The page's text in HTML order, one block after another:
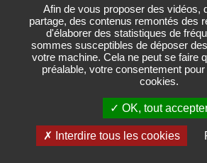
Afin de vous proposer des vidéos,
partage, des contenus remontés des
d'élaborer des statistiques de
sommes susceptibles de déposer
votre machine. Cela ne peut se faire
préalable, votre consentement
cookies.
OK, tout
Interdire tous les cookies
Paris - Vallée de la
Les
Les
Le Nautil
Le Développement